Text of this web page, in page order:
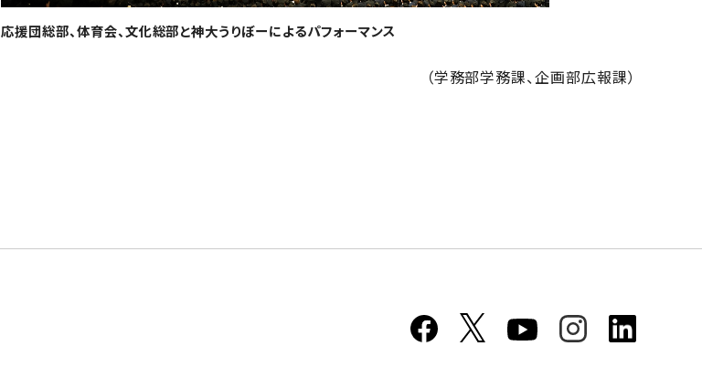
応援団総部、体育会、文化総部と神大うりぼーによるパフォーマンス
（学務部学務課、企画部広報課）